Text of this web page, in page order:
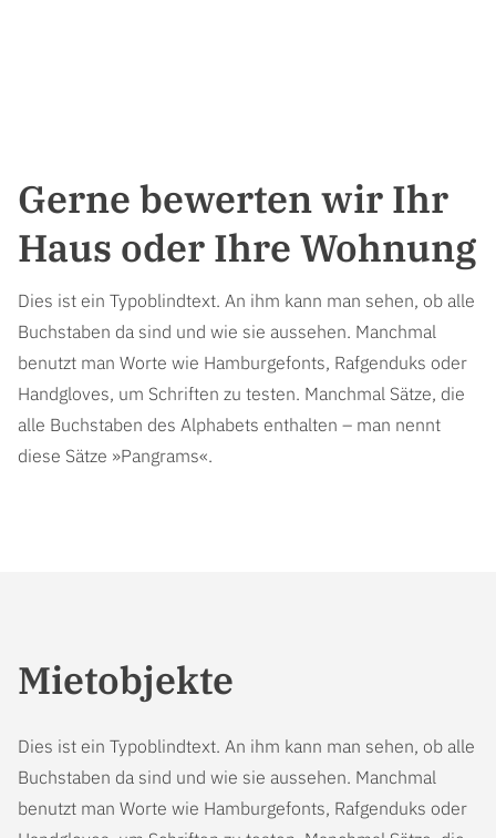
Gerne bewerten wir Ihr
Haus oder Ihre Wohnung
Dies ist ein Typoblindtext. An ihm kann man sehen, ob alle
Buchstaben da sind und wie sie aussehen. Manchmal
benutzt man Worte wie Hamburgefonts, Rafgenduks oder
Handgloves, um Schriften zu testen. Manchmal Sätze, die
alle Buchstaben des Alphabets enthalten – man nennt
diese Sätze »Pangrams«.
Mietobjekte
Dies ist ein Typoblindtext. An ihm kann man sehen, ob alle
Buchstaben da sind und wie sie aussehen. Manchmal
benutzt man Worte wie Hamburgefonts, Rafgenduks oder